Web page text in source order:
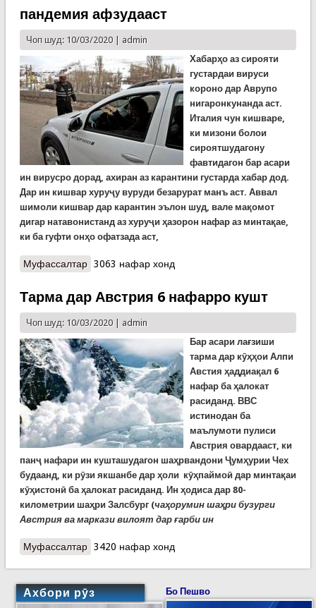
пандемия афзудааст
Чоп шуд: 10/03/2020 | admin
Хабарҳо аз сирояти
густардаи вируси
короно дар Аврупо
нигаронкунанда аст.
Италия чун кишваре,
ки мизони болои
сироятшудагону
фавтидагон бар асари
ин вирусро дорад, ахиран аз карантини густарда хабар дод.
Дар ин кишвар хуруҷу вуруди безарурат манъ аст. Аввал
шимоли кишвар дар карантин эълон шуд, вале мақомот
дигар натавонистанд аз хуруҷи ҳазорон нафар аз минтақае,
ки ба гуфти онҳо офатзада аст,
Муфассалтаро Таҳдиди ҷаҳонии короно. Италия дар
афзудааст
3063 нафар хонд
Тарма дар Австрия 6 нафарро кушт
Чоп шуд: 10/03/2020 | admin
Бар асари лағзиши
тарма дар кӯҳҳои Алпи
Австия ҳаддиақал 6
нафар ба ҳалокат
расиданд. ВВС
истинодан ба
маълумоти пулиси
Австрия овардааст, ки
панҷ нафари ин кушташудагон шаҳрвандони Ҷумҳурии Чех
будаанд, ки рӯзи якшанбе дар ҳоли кӯҳпаймоӣ дар минтақаи
кӯҳистонӣ ба ҳалокат расиданд. Ин ҳодиса дар 80-
километрии шаҳри Залсбург (чаҳорумин шаҳри бузурги
Австрия ва маркази вилоят дар ғарби ин
Муфассалтаро Тарма дар Австрия 6 нафарро кушт
3420 нафар хонд
Ахбори рӯз Бо Пешво